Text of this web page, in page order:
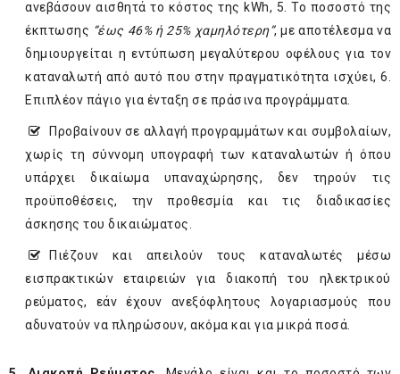
ανεβάσουν αισθητά το κόστος της kWh, 5. Το ποσοστό της
έκπτωσης “έως 46% ή 25% χαμηλότερη”, με αποτέλεσμα να
δημιουργείται η εντύπωση μεγαλύτερου οφέλους για τον
καταναλωτή από αυτό που στην πραγματικότητα ισχύει, 6.
Επιπλέον πάγιo για ένταξη σε πράσινα προγράμματα.
Προβαίνουν σε αλλαγή προγραμμάτων και συμβολαίων,
χωρίς τη σύννομη υπογραφή των καταναλωτών ή όπου
υπάρχει δικαίωμα υπαναχώρησης, δεν τηρούν τις
προϋποθέσεις, την προθεσμία και τις διαδικασίες
άσκησης του δικαιώματος.
Πιέζουν και απειλούν τους καταναλωτές μέσω
εισπρακτικών εταιρειών για διακοπή του ηλεκτρικού
ρεύματος, εάν έχουν ανεξόφλητους λογαριασμούς που
αδυνατούν να πληρώσουν, ακόμα και για μικρά ποσά.